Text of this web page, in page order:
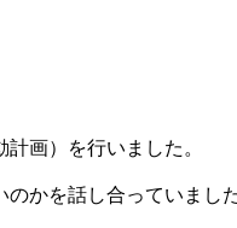
画）を行いました。
かを話し合っていました